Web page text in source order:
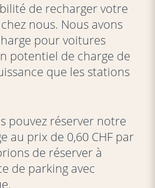
de recharger votre
nous. Nous avons
pour voitures
potentiel de charge de
que les stations
pouvez réserver notre
au prix de 0,60 CHF par
de réserver à
de parking avec